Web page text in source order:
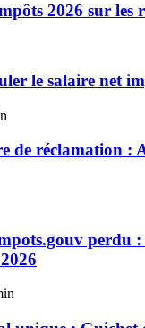
2026 sur les
le salaire net
de réclamation :
perdu :